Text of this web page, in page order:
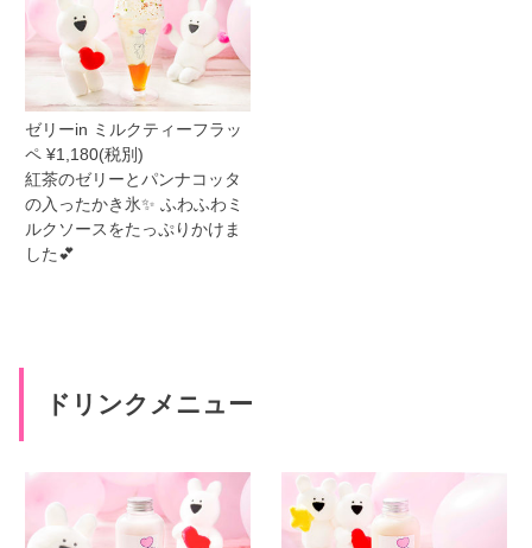
ゼリーin ミルクティーフラッ
ペ ¥1,180(税別)
紅茶のゼリーとパンナコッタ
の入ったかき氷✨ ふわふわミ
ルクソースをたっぷりかけま
した💕
ドリンクメニュー